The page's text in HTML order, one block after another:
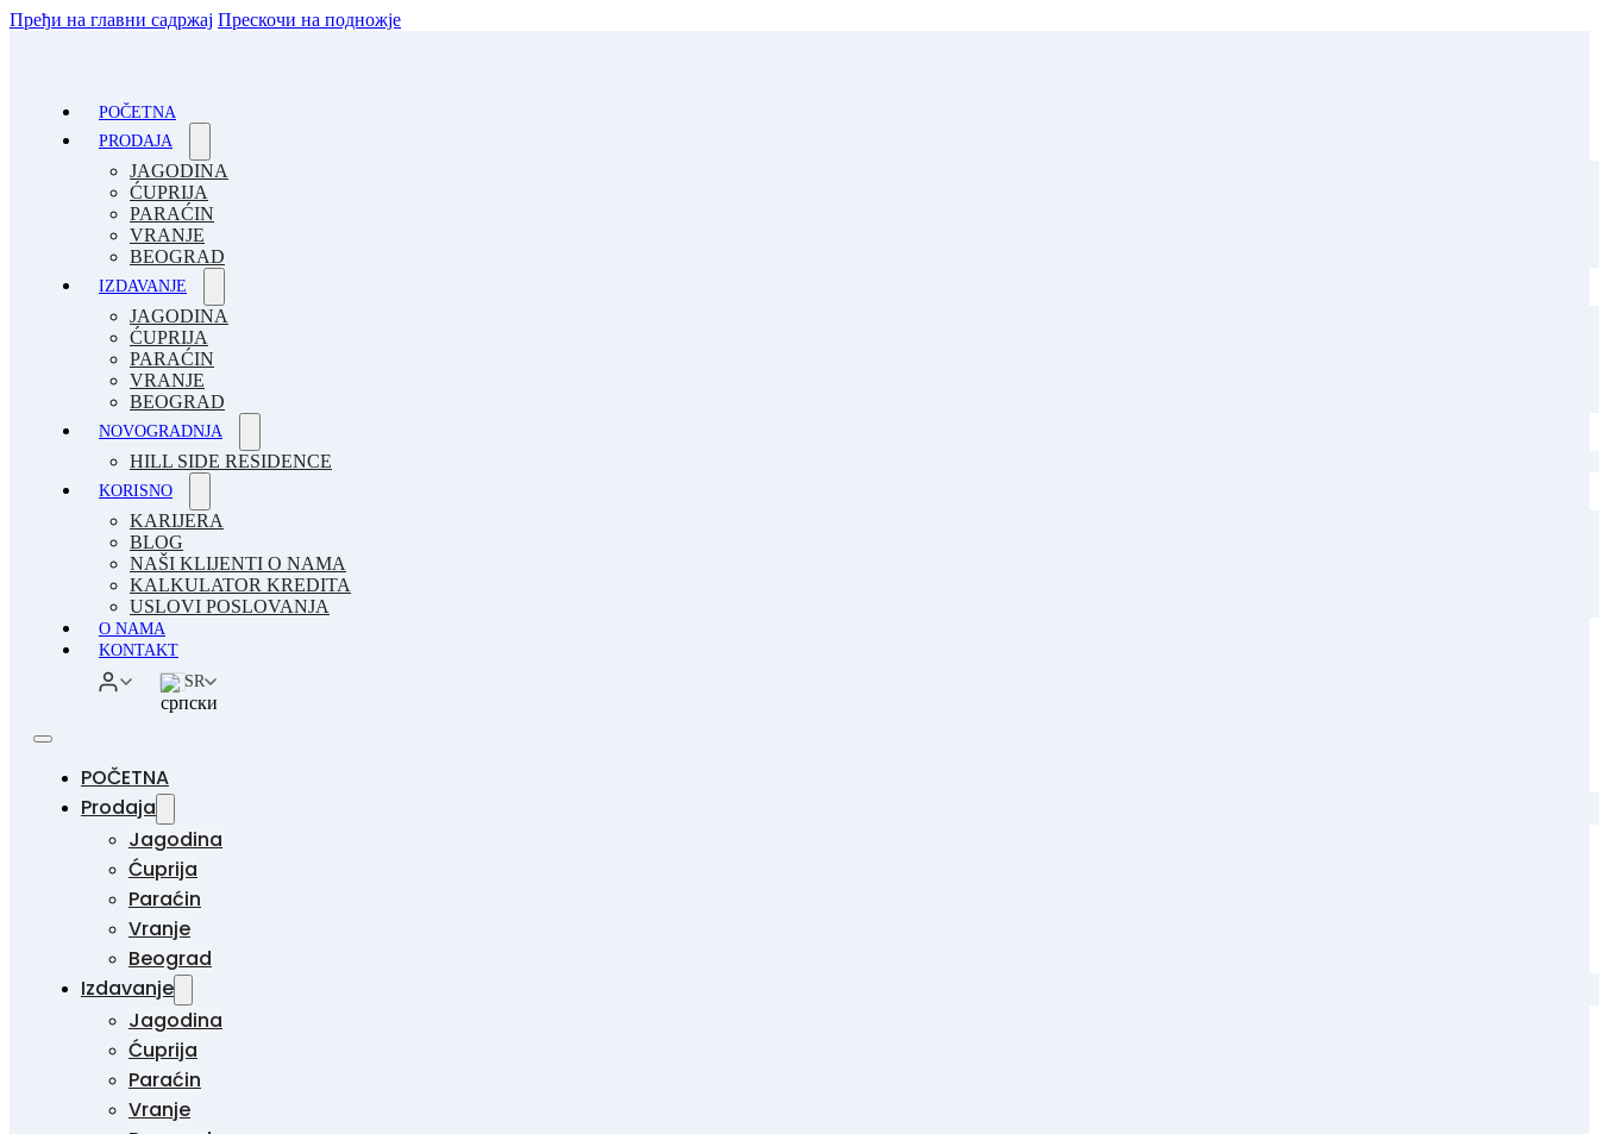
Пређи на главни садржај Прескочи на подножје
POČETNA
PRODAJA
JAGODINA
ĆUPRIJA
PARAĆIN
VRANJE
BEOGRAD
IZDAVANJE
JAGODINA
ĆUPRIJA
PARAĆIN
VRANJE
BEOGRAD
NOVOGRADNJA
HILL SIDE RESIDENCE
KORISNO
KARIJERA
BLOG
NAŠI KLIJENTI O NAMA
KALKULATOR KREDITA
USLOVI POSLOVANJA
O NAMA
KONTAKT
SR
POČETNA
Prodaja
Jagodina
Ćuprija
Paraćin
Vranje
Beograd
Izdavanje
Jagodina
Ćuprija
Paraćin
Vranje